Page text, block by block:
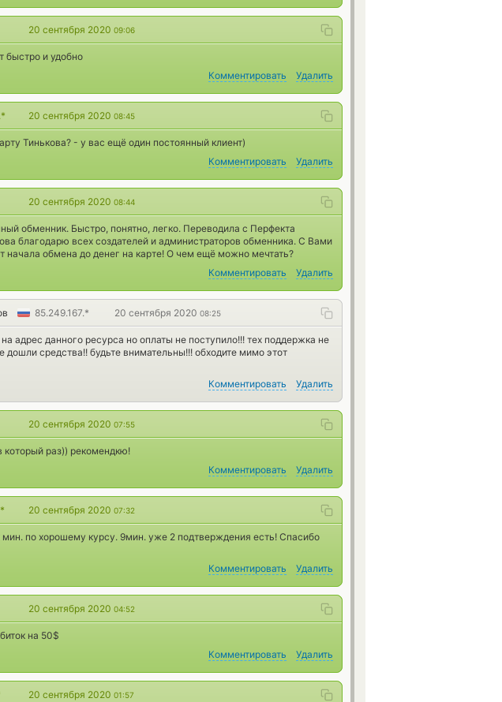
20 сентября 2020 09:06
быстро и удобно
Комментировать Удалить
20 сентября 2020 08:45
Тинькова? - у вас ещё один постоянный клиент)
Комментировать Удалить
20 сентября 2020 08:44
обменник. Быстро, понятно, легко. Переводила с Перфекта
благодарю всех создателей и администраторов обменника. С Вами
начала обмена до денег на карте! О чем ещё можно мечтать?
Комментировать Удалить
85.249.167.* 20 сентября 2020 08:25
адрес данного ресурса но оплаты не поступило!!! тех поддержка не
дошли средства!! будьте внимательны!!! обходите мимо этот
Комментировать Удалить
20 сентября 2020 07:55
который раз)) рекомендкю!
Комментировать Удалить
20 сентября 2020 07:32
по хорошему курсу. 9мин. уже 2 подтверждения есть! Спасибо
Комментировать Удалить
20 сентября 2020 04:52
на 50$
Комментировать Удалить
20 сентября 2020 01:57